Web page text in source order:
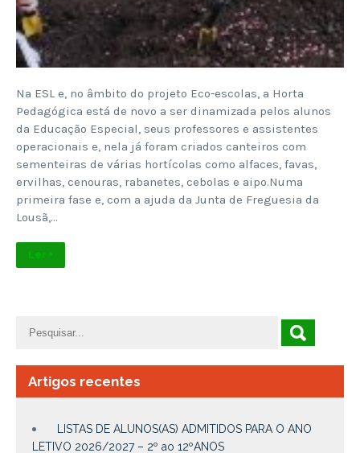
Na ESL e, no âmbito do projeto Eco-escolas, a Horta
Pedagógica está de novo a ser dinamizada pelos alunos
da Educação Especial, seus professores e assistentes
operacionais e, nela já foram criados canteiros com
sementeiras de várias hortícolas como alfaces, favas,
ervilhas, cenouras, rabanetes, cebolas e aipo.Numa
primeira fase e, com a ajuda da Junta de Freguesia da
Lousã,…
Ler +
Artigos recentes
LISTAS DE ALUNOS(AS) ADMITIDOS PARA O ANO
LETIVO 2026/2027 – 2º ao 12ºANOS